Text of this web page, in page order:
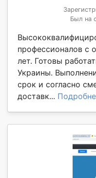
Был на
профессионалов с
лет. Готовы
Украины.
срок и согласно
доставк...